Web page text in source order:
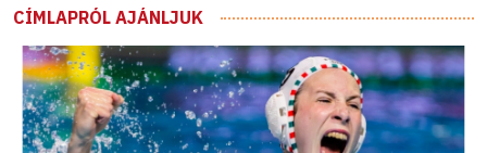
CÍMLAPRÓL AJÁNLJUK